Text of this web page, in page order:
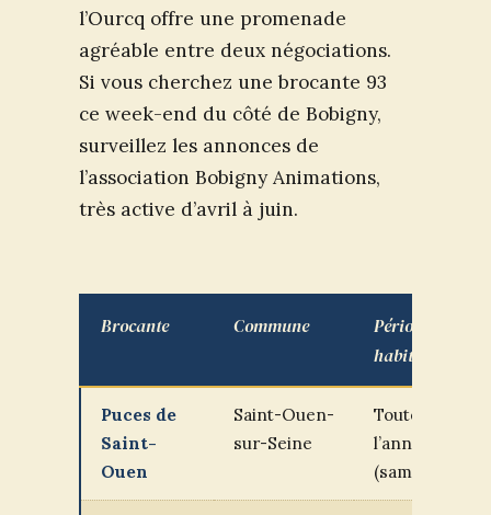
l’Ourcq offre une promenade
agréable entre deux négociations.
Si vous cherchez une brocante 93
ce week-end du côté de Bobigny,
surveillez les annonces de
l’association Bobigny Animations,
très active d’avril à juin.
Brocante Commune
Période
habituelle
Puces de
Saint-
Ouen
Saint-Ouen-
sur-Seine
Toute
l’année
(sam-lun)